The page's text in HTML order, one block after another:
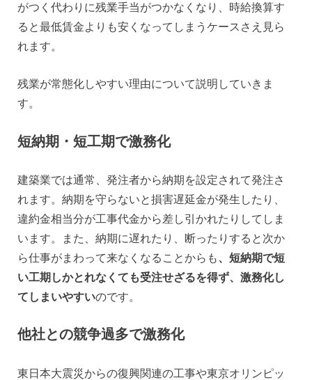
がつく代わりに残業手当がつかなくなり、時給換算す
ると最低賃金よりも安くなってしまうケースさえ見ら
れます。
残業が常態化しやすい理由について説明していきま
す。
短納期・短工期で激務化
建築業では通常、発注者から納期を設定されて発注さ
れます。納期を守らないと損害遅延金が発生したり、
違約金相当分が工事代金から差し引かれたりしてしま
います。また、納期に遅れたり、断ったりすると次か
ら仕事がまわって来なくなることからも、短納期で短
い工期しかとれなくても受注せざるを得ず、激務化し
てしまいやすいのです。
他社との競争過多で激務化
東日本大震災からの復興関連の工事や東京オリンピッ